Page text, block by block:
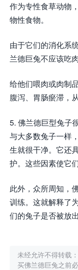
作为专性食草动物
物性食物。
由于它们的消化系
兰德巨兔不应该吃肉
给他们喂肉或肉制
腹泻、胃肠瘀滞，
5. 佛兰德巨型兔子
与大多数兔子一样
生就很干净。它还
护。这些因素使它
此外，众所周知，
训练。这就解释了
们的兔子是否被放出
未经允许不得转载：
买佛兰德巨兔之前